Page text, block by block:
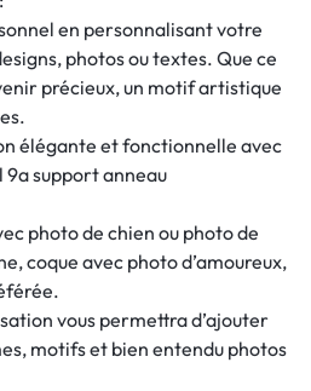
en personnalisant votre
photos ou textes. Que ce
précieux, un motif artistique
élégante et fonctionnelle avec
9a support anneau
photo de chien ou photo de
coque avec photo d’amoureux,
vous permettra d’ajouter
motifs et bien entendu photos